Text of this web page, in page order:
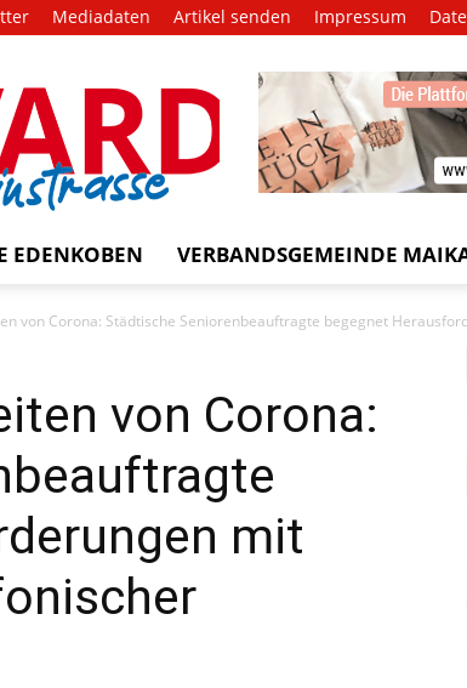
Mediadaten Artikel senden Impressum
EDENKOBEN VERBANDSGEMEINDE
von Corona: Städtische Seniorenbeauftragte begegnet
von Corona:
mit